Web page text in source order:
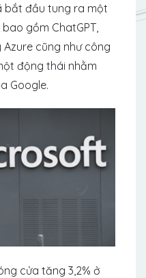
bắt đầu tung ra một
gồm ChatGPT,
cũng như công
động thái nhằm
Google.
cửa tăng 3,2% ở